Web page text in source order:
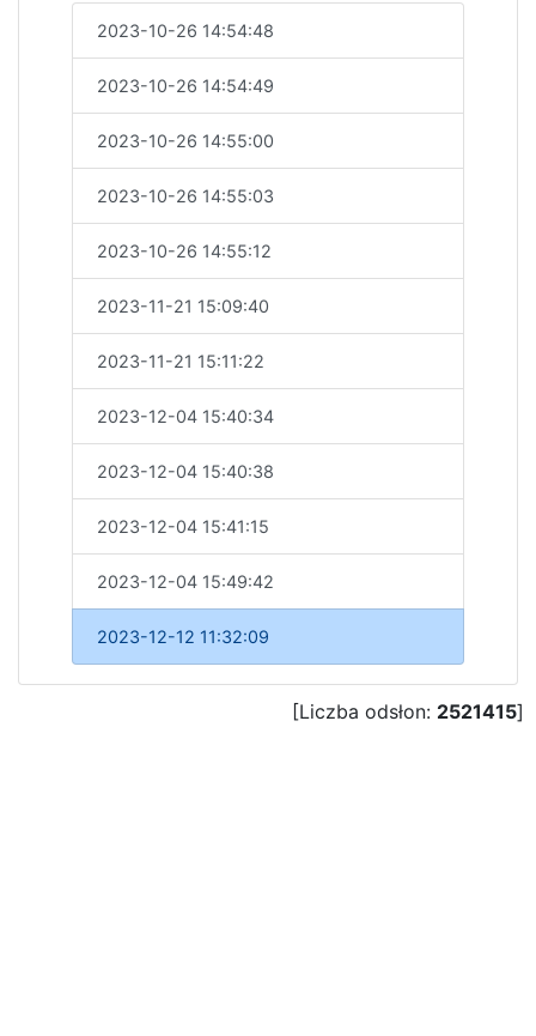
2023-10-26 14:54:48
2023-10-26 14:54:49
2023-10-26 14:55:00
2023-10-26 14:55:03
2023-10-26 14:55:12
2023-11-21 15:09:40
2023-11-21 15:11:22
2023-12-04 15:40:34
2023-12-04 15:40:38
2023-12-04 15:41:15
2023-12-04 15:49:42
2023-12-12 11:32:09
[Liczba odsłon: 2521415]